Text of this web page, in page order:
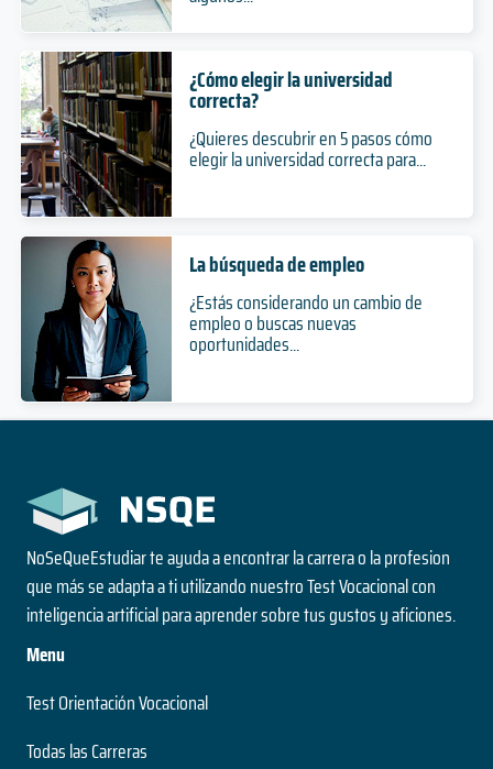
¿Cómo elegir la universidad
correcta?
¿Quieres descubrir en 5 pasos cómo
elegir la universidad correcta para...
La búsqueda de empleo
¿Estás considerando un cambio de
empleo o buscas nuevas
oportunidades...
NoSeQueEstudiar te ayuda a encontrar la carrera o la profesion
que más se adapta a ti utilizando nuestro Test Vocacional con
inteligencia artificial para aprender sobre tus gustos y aficiones.
Menu
Test Orientación Vocacional
Todas las Carreras